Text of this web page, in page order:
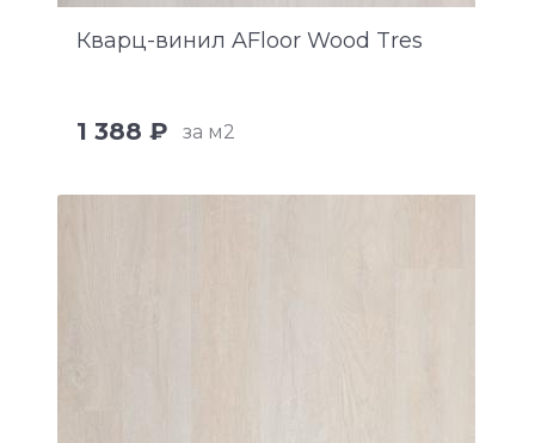
Кварц-винил AFloor Wood Tres
1 388 ₽ за м2